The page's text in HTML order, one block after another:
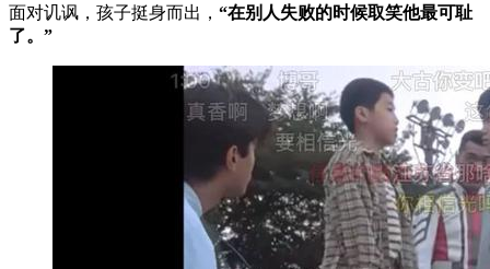
面对讥讽，孩子挺身而出， “在别人失败的时候取笑他最可耻
了。”